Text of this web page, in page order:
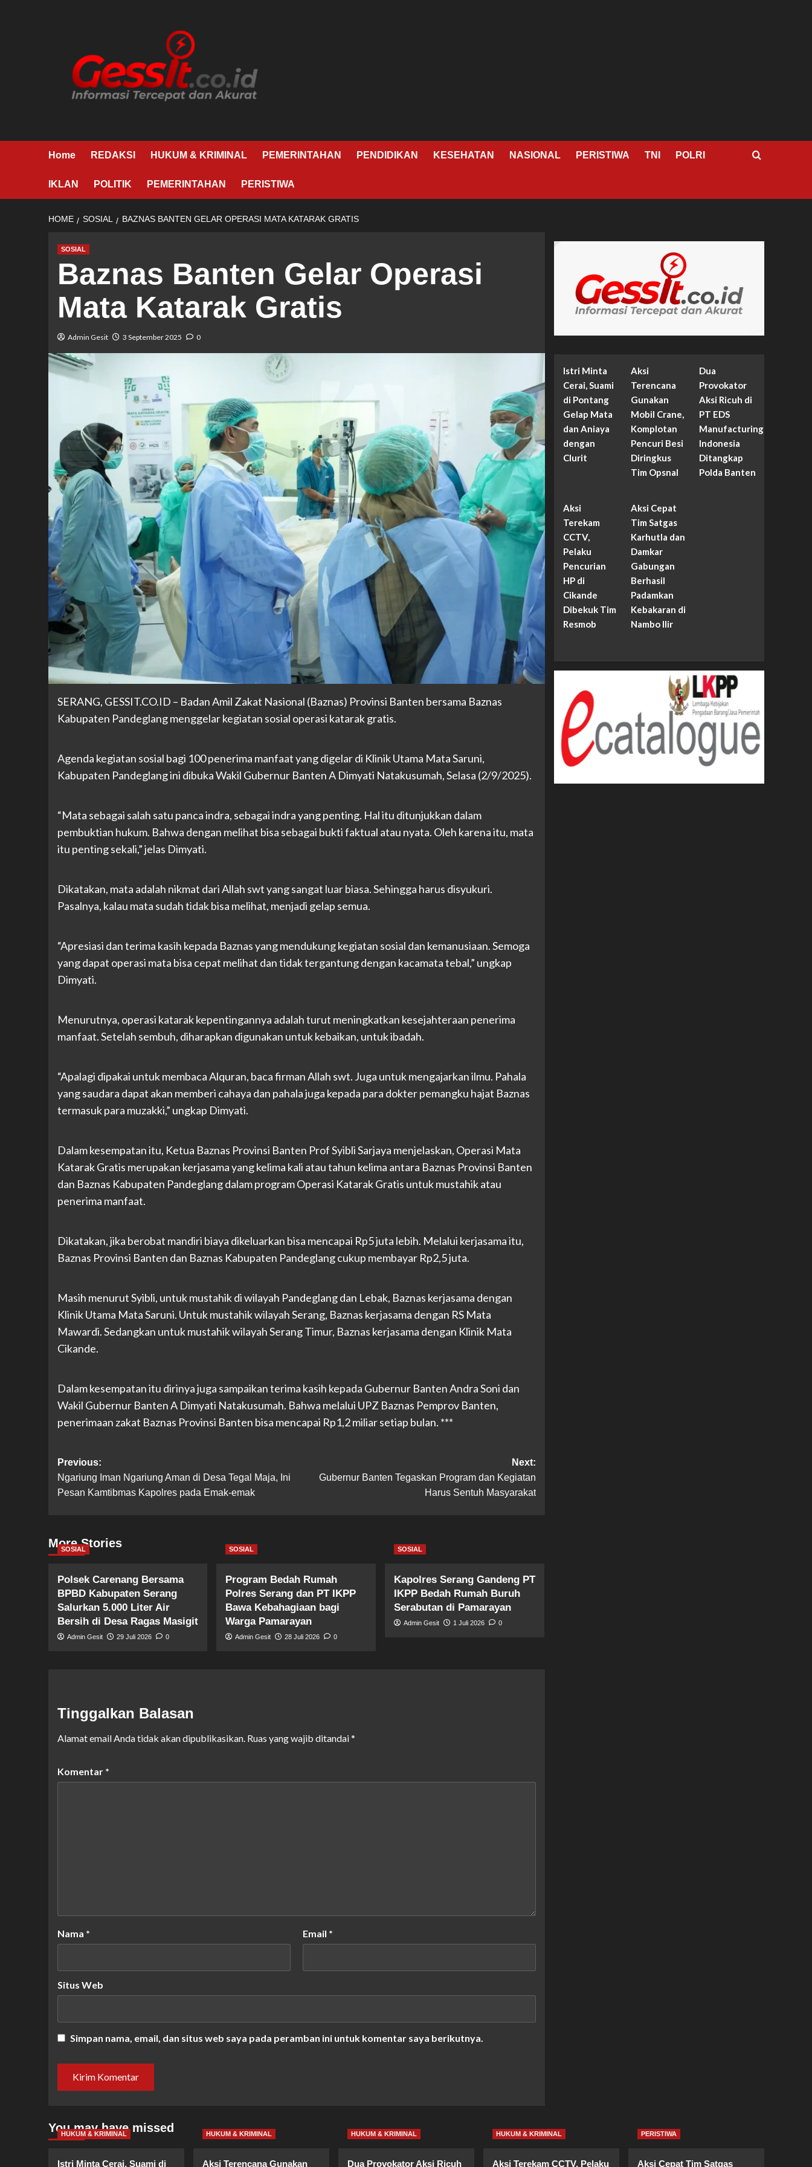
Home REDAKSI HUKUM & KRIMINAL PEMERINTAHAN PENDIDIKAN KESEHATAN NASIONAL PERISTIWA TNI POLRI
IKLAN POLITIK PEMERINTAHAN PERISTIWA
HOME SOSIAL BAZNAS BANTEN GELAR OPERASI MATA KATARAK GRATIS
SOSIAL
Baznas Banten Gelar Operasi
Mata Katarak Gratis
Admin Gesit 3 September 2025 0
SERANG, GESSIT.CO.ID – Badan Amil Zakat Nasional (Baznas) Provinsi Banten bersama Baznas
Kabupaten Pandeglang menggelar kegiatan sosial operasi katarak gratis.
Agenda kegiatan sosial bagi 100 penerima manfaat yang digelar di Klinik Utama Mata Saruni,
Kabupaten Pandeglang ini dibuka Wakil Gubernur Banten A Dimyati Natakusumah, Selasa (2/9/2025).
“Mata sebagai salah satu panca indra, sebagai indra yang penting. Hal itu ditunjukkan dalam
pembuktian hukum. Bahwa dengan melihat bisa sebagai bukti faktual atau nyata. Oleh karena itu, mata
itu penting sekali,” jelas Dimyati.
Dikatakan, mata adalah nikmat dari Allah swt yang sangat luar biasa. Sehingga harus disyukuri.
Pasalnya, kalau mata sudah tidak bisa melihat, menjadi gelap semua.
“Apresiasi dan terima kasih kepada Baznas yang mendukung kegiatan sosial dan kemanusiaan. Semoga
yang dapat operasi mata bisa cepat melihat dan tidak tergantung dengan kacamata tebal,” ungkap
Dimyati.
Menurutnya, operasi katarak kepentingannya adalah turut meningkatkan kesejahteraan penerima
manfaat. Setelah sembuh, diharapkan digunakan untuk kebaikan, untuk ibadah.
“Apalagi dipakai untuk membaca Alquran, baca firman Allah swt. Juga untuk mengajarkan ilmu. Pahala
yang saudara dapat akan memberi cahaya dan pahala juga kepada para dokter pemangku hajat Baznas
termasuk para muzakki,” ungkap Dimyati.
Dalam kesempatan itu, Ketua Baznas Provinsi Banten Prof Syibli Sarjaya menjelaskan, Operasi Mata
Katarak Gratis merupakan kerjasama yang kelima kali atau tahun kelima antara Baznas Provinsi Banten
dan Baznas Kabupaten Pandeglang dalam program Operasi Katarak Gratis untuk mustahik atau
penerima manfaat.
Dikatakan, jika berobat mandiri biaya dikeluarkan bisa mencapai Rp5 juta lebih. Melalui kerjasama itu,
Baznas Provinsi Banten dan Baznas Kabupaten Pandeglang cukup membayar Rp2,5 juta.
Masih menurut Syibli, untuk mustahik di wilayah Pandeglang dan Lebak, Baznas kerjasama dengan
Klinik Utama Mata Saruni. Untuk mustahik wilayah Serang, Baznas kerjasama dengan RS Mata
Mawardi. Sedangkan untuk mustahik wilayah Serang Timur, Baznas kerjasama dengan Klinik Mata
Cikande.
Dalam kesempatan itu dirinya juga sampaikan terima kasih kepada Gubernur Banten Andra Soni dan
Wakil Gubernur Banten A Dimyati Natakusumah. Bahwa melalui UPZ Baznas Pemprov Banten,
penerimaan zakat Baznas Provinsi Banten bisa mencapai Rp1,2 miliar setiap bulan. ***
Post
navigation
Previous:
Ngariung Iman Ngariung Aman di Desa Tegal Maja, Ini
Pesan Kamtibmas Kapolres pada Emak-emak
Next:
Gubernur Banten Tegaskan Program dan Kegiatan
Harus Sentuh Masyarakat
More Stories
SOSIAL
Polsek Carenang Bersama
BPBD Kabupaten Serang
Salurkan 5.000 Liter Air
Bersih di Desa Ragas Masigit
Admin Gesit 29 Juli 2026 0
SOSIAL
Program Bedah Rumah
Polres Serang dan PT IKPP
Bawa Kebahagiaan bagi
Warga Pamarayan
Admin Gesit 28 Juli 2026 0
SOSIAL
Kapolres Serang Gandeng PT
IKPP Bedah Rumah Buruh
Serabutan di Pamarayan
Admin Gesit 1 Juli 2026 0
Tinggalkan Balasan
Alamat email Anda tidak akan dipublikasikan. Ruas yang wajib ditandai*
Komentar *
Nama * Email *
Situs Web
Simpan nama, email, dan situs web saya pada peramban ini untuk komentar saya berikutnya.
Istri Minta
Cerai, Suami
di Pontang
Gelap Mata
dan Aniaya
dengan
Clurit
Aksi
Terencana
Gunakan
Mobil Crane,
Komplotan
Pencuri Besi
Diringkus
Tim Opsnal
Dua
Provokator
Aksi Ricuh di
PT EDS
Manufacturing
Indonesia
Ditangkap
Polda Banten
Aksi
Terekam
CCTV,
Pelaku
Pencurian
HP di
Cikande
Dibekuk Tim
Resmob
Aksi Cepat
Tim Satgas
Karhutla dan
Damkar
Gabungan
Berhasil
Padamkan
Kebakaran di
Nambo Ilir
You may have missed
HUKUM & KRIMINAL
Istri Minta Cerai, Suami di
HUKUM & KRIMINAL
Aksi Terencana Gunakan
HUKUM & KRIMINAL
Dua Provokator Aksi Ricuh
HUKUM & KRIMINAL
Aksi Terekam CCTV, Pelaku
PERISTIWA
Aksi Cepat Tim Satgas